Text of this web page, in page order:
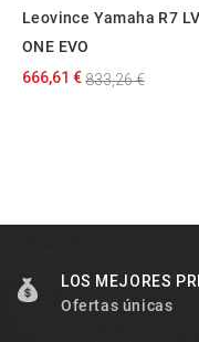
Leovince Yamaha R7 LV
ONE EVO
666,61 €833,26 €
LOS MEJORES
Ofertas únicas